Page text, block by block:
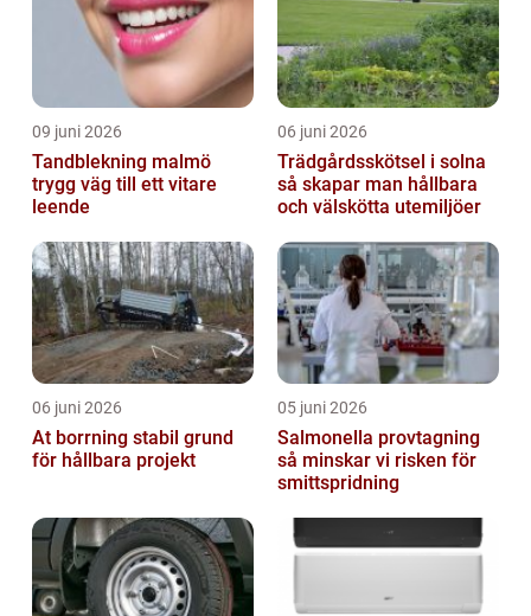
09 juni 2026
Tandblekning malmö
trygg väg till ett vitare
leende
06 juni 2026
Trädgårdsskötsel i solna
så skapar man hållbara
och välskötta utemiljöer
06 juni 2026
At borrning stabil grund
för hållbara projekt
05 juni 2026
Salmonella provtagning
så minskar vi risken för
smittspridning